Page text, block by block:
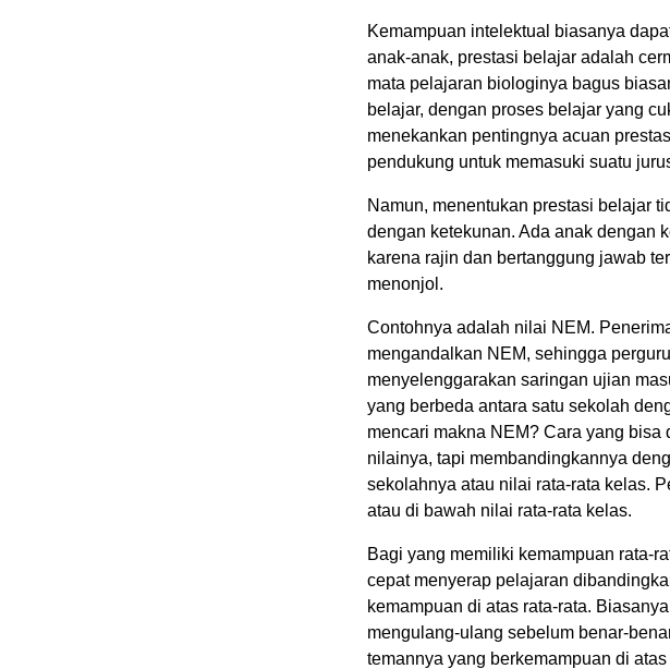
Kemampuan intelektual biasanya
anak-anak, prestasi belajar adalah
mata pelajaran biologinya bagus
belajar, dengan proses belajar yang
menekankan pentingnya acuan
pendukung untuk memasuki suatu
Namun, menentukan prestasi belajar
dengan ketekunan. Ada anak dengan
karena rajin dan bertanggung jawab
menonjol.
Contohnya adalah nilai NEM.
mengandalkan NEM, sehingga
menyelenggarakan saringan ujian
yang berbeda antara satu sekolah
mencari makna NEM? Cara yang
nilainya, tapi membandingkannya
sekolahnya atau nilai rata-rata kelas.
atau di bawah nilai rata-rata kelas.
Bagi yang memiliki kemampuan rata-
cepat menyerap pelajaran
kemampuan di atas rata-rata.
mengulang-ulang sebelum benar-
temannya yang berkemampuan di